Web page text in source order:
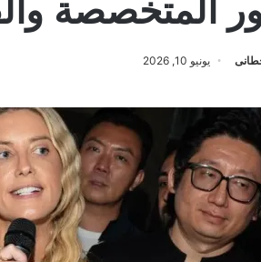
المتخصصة
يونيو 10, 2026